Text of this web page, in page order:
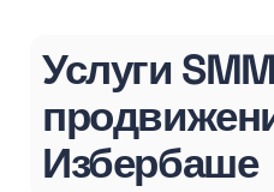
Услуги SMM
Избербаше